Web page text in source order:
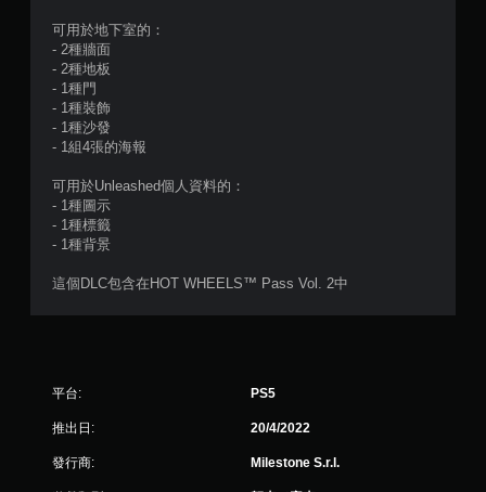
可用於地下室的：
- 2種牆面
- 2種地板
- 1種門
- 1種裝飾
- 1種沙發
- 1組4張的海報
可用於Unleashed個人資料的：
- 1種圖示
- 1種標籤
- 1種背景
這個DLC包含在HOT WHEELS™ Pass Vol. 2中
平台: PS5
推出日: 20/4/2022
發行商: Milestone S.r.l.